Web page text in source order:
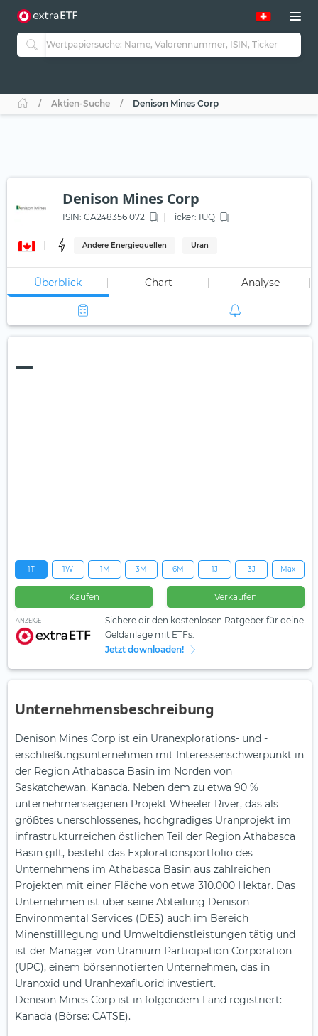
Aktien-Suche Denison Mines Corp
Denison Mines Corp
ISIN: CA2483561072 Ticker: IUQ
Andere Energiequellen Uran
Überblick Chart Analyse
—
1T 1W 1M 3M 6M 1J 3J Max
Kaufen Verkaufen
ANZEIGE
Sichere dir den kostenlosen Ratgeber für deine
Geldanlage mit ETFs.
Jetzt downloaden!
Unternehmensbeschreibung
Denison Mines Corp ist ein Uranexplorations- und -
erschließungsunternehmen mit Interessenschwerpunkt in
der Region Athabasca Basin im Norden von
Saskatchewan, Kanada. Neben dem zu etwa 90 %
unternehmenseigenen Projekt Wheeler River, das als
größtes unerschlossenes, hochgradiges Uranprojekt im
infrastrukturreichen östlichen Teil der Region Athabasca
Basin gilt, besteht das Explorationsportfolio des
Unternehmens im Athabasca Basin aus zahlreichen
Projekten mit einer Fläche von etwa 310.000 Hektar. Das
Unternehmen ist über seine Abteilung Denison
Environmental Services (DES) auch im Bereich
Minenstilllegung und Umweltdienstleistungen tätig und
ist der Manager von Uranium Participation Corporation
(UPC), einem börsennotierten Unternehmen, das in
Uranoxid und Uranhexafluorid investiert.
Denison Mines Corp ist in folgendem Land registriert:
Kanada (Börse: CATSE).